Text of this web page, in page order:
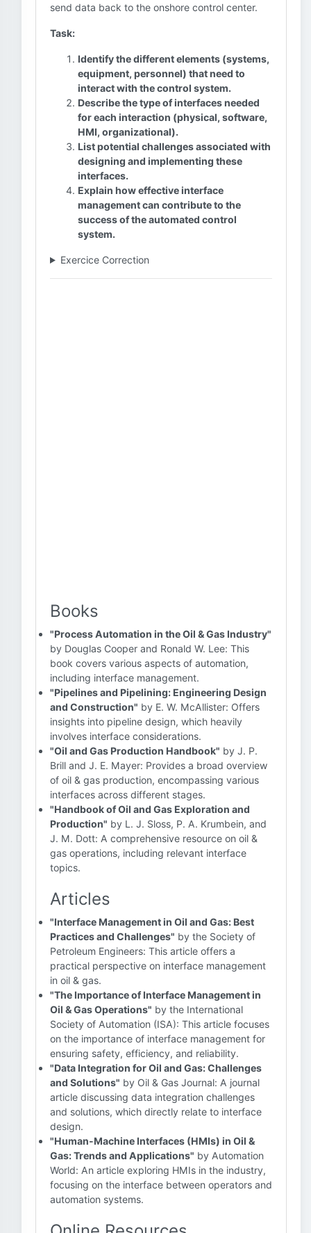
send data back to the onshore control center.
Task:
Identify the different elements (systems,
equipment, personnel) that need to
interact with the control system.
Describe the type of interfaces needed
for each interaction (physical, software,
HMI, organizational).
List potential challenges associated with
designing and implementing these
interfaces.
Explain how effective interface
management can contribute to the
success of the automated control
system.
Exercice Correction
Books
"Process Automation in the Oil & Gas Industry"
by Douglas Cooper and Ronald W. Lee: This
book covers various aspects of automation,
including interface management.
"Pipelines and Pipelining: Engineering Design
and Construction" by E. W. McAllister: Offers
insights into pipeline design, which heavily
involves interface considerations.
"Oil and Gas Production Handbook" by J. P.
Brill and J. E. Mayer: Provides a broad overview
of oil & gas production, encompassing various
interfaces across different stages.
"Handbook of Oil and Gas Exploration and
Production" by L. J. Sloss, P. A. Krumbein, and
J. M. Dott: A comprehensive resource on oil &
gas operations, including relevant interface
topics.
Articles
"Interface Management in Oil and Gas: Best
Practices and Challenges" by the Society of
Petroleum Engineers: This article offers a
practical perspective on interface management
in oil & gas.
"The Importance of Interface Management in
Oil & Gas Operations" by the International
Society of Automation (ISA): This article focuses
on the importance of interface management for
ensuring safety, efficiency, and reliability.
"Data Integration for Oil and Gas: Challenges
and Solutions" by Oil & Gas Journal: A journal
article discussing data integration challenges
and solutions, which directly relate to interface
design.
"Human-Machine Interfaces (HMIs) in Oil &
Gas: Trends and Applications" by Automation
World: An article exploring HMIs in the industry,
focusing on the interface between operators and
automation systems.